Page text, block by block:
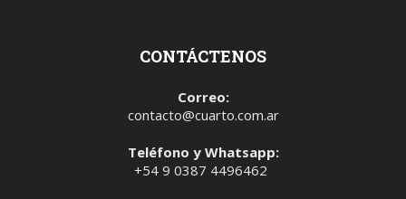
CONTÁCTENOS
Correo:
contacto@cuarto.com.ar
Teléfono y Whatsapp:
+54 9 0387 4496462